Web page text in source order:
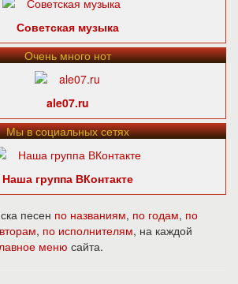
Советская музыка
Очень много нот
ale07.ru
Мы в социальных сетях
Наша группа ВКонтакте
песен по названиям, по годам, по
, по исполнителям, на каждой
меню сайта.